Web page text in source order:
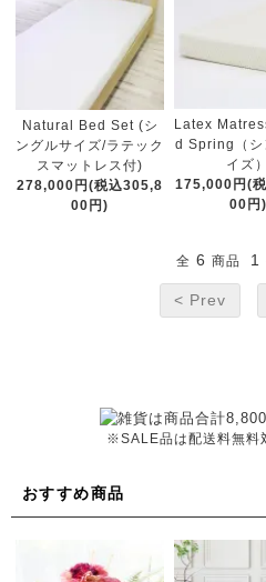
Natural Bed Set (シ
ングルサイズ/ラテック
スマットレス付)
278,000円(税込305,8
00円)
Latex
d Spring（シ
イズ）
175,000円(
00円)
全 6 商品 1
< Prev
※SALE品は配送料無料
おすすめ商品